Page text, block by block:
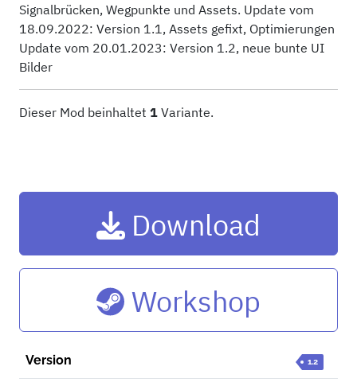
Signalbrücken, Wegpunkte und Assets. Update vom
18.09.2022: Version 1.1, Assets gefixt, Optimierungen
Update vom 20.01.2023: Version 1.2, neue bunte UI
Bilder
Dieser Mod beinhaltet 1 Variante.
Download
Workshop
Version 1.2